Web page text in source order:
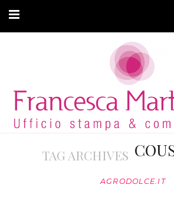
ARTICOLI
MODA ADATTIVA
CONTATTITAG ARCHIVES
AGRODOLCE.IT